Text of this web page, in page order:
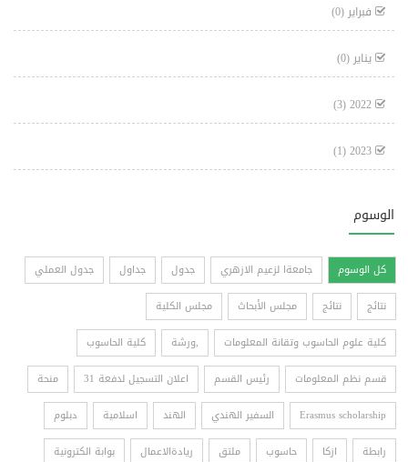
فبراير (0)
يناير (0)
(3)
(1)
الوسوم
كل الوسوم جامعةا لزعيم الازهري جدول جداول
جدول العملي
نتائج
نتائج مجلس الأبحاث
مجلس الكلية
كلية علوم الحاسوب وتقانة المعلومات
,ورشة
كلية الحاسوب
قسم نظم المعلومات
رئيس القسم اعلان التسجيل لدفعة 31
منحة
Erasmus scholarship
السفير الهندي الهند اسلامية
دبلوم
رابطة
ازكا حاسوب ملتق ريادةالاعمال
بوابة الكترونية